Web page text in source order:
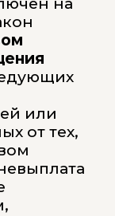
или
от тех,